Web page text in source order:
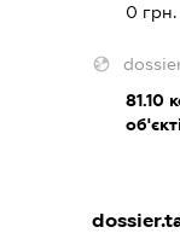
0 грн.
81.10